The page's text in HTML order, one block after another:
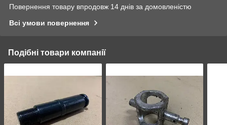
Повернення товару впродовж 14 днів за домовленістю
Всі умови повернення
Подібні товари компанії